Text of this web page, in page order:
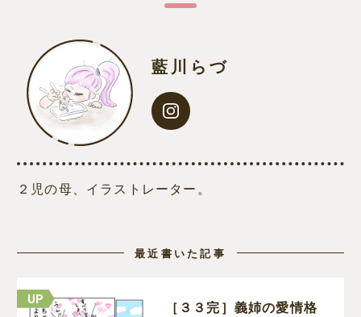
藍川らづ
２児の母、イラストレーター。
最近書いた記事
［３３完］義姉の愛情格